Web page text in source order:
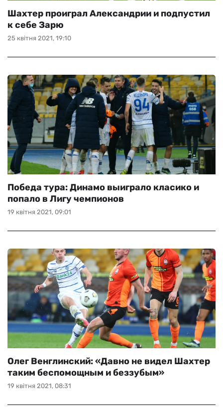
25 квітня 2021, 19:10
Шахтер проиграл Александрии и подпустил
к себе Зарю
19 квітня 2021, 09:01
Победа тура: Динамо выиграло класико и
попало в Лигу чемпионов
19 квітня 2021, 08:31
Олег Венглинский: «Давно не видел Шахтер
таким беспомощным и беззубым»